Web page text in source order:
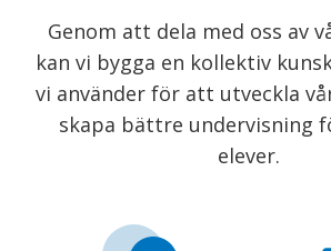
Genom att dela med oss av
kan vi bygga en kollektiv
vi använder för att utveckla
skapa bättre undervisning
elever.